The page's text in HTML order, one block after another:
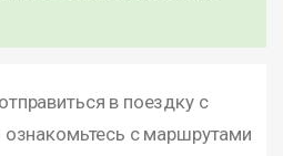
в поездку с
ознакомьтесь с маршрутами